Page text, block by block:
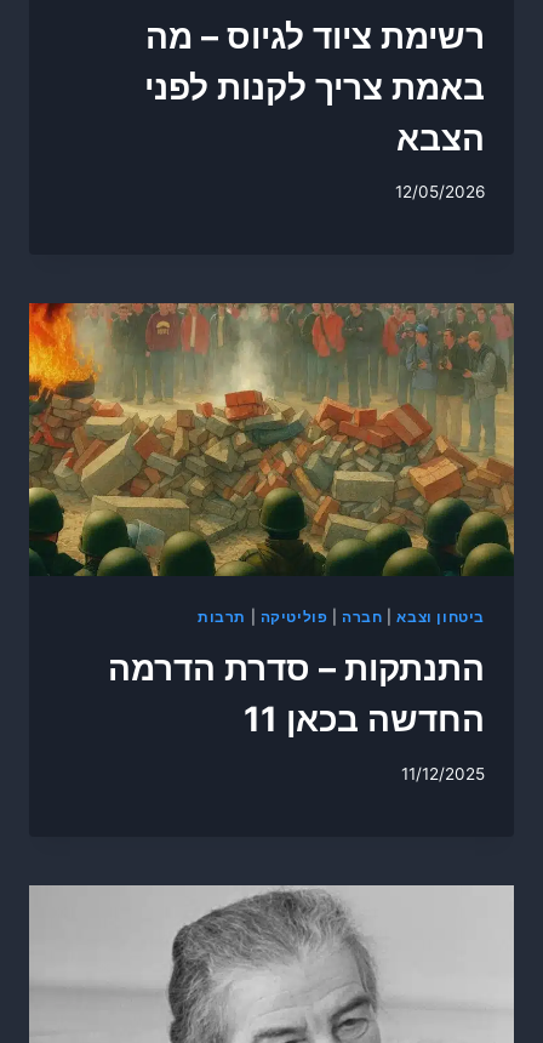
רשימת ציוד לגיוס – מה
באמת צריך לקנות לפני
הצבא
12/05/2026
ביטחון וצבא| חברה פוליטיקה תרבות
התנתקות – סדרת הדרמה
החדשה בכאן 11
11/12/2025